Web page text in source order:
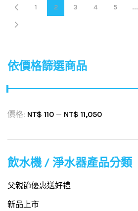
依價格篩選商品
價格: NT$ 110 — NT$ 11,050
飲水機 / 淨水器產品分類
父親節優惠送好禮
新品上市
1 2 3 4 5 ...